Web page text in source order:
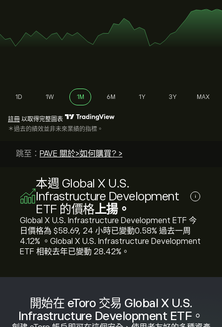
開始在 eToro 交易 Global X U.S.
Infrastructure Development ETF。
1D 1W 1M 6M 1Y 3Y MAX
註冊 以取得完整圖表
＊過去的績效並非未來業績的指標。
跳至： PAVE 關於>如何購買? >
本週 Global X U.S.
Infrastructure Development
ETF 的價格上揚。
i
Global X U.S. Infrastructure Development ETF 今
日價格為 ‎$‎58.69, 24 小時已變動‎0.58‎% 過去一周‎
4.12‎% 。Global X U.S. Infrastructure Development
ETF 相較去年已變動 ‎28.42‎%。